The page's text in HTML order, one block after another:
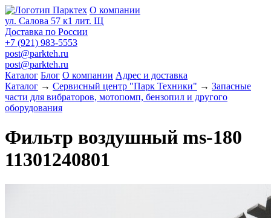
О компании
ул. Салова 57 к1 лит. Щ
Доставка по России
+7 (921) 983-5553
post@parkteh.ru
post@parkteh.ru
Каталог Блог О компании Адрес и доставка
Каталог → Сервисный центр "Парк Техники" → Запасные
части для вибраторов, мотопомп, бензопил и другого
оборудования
Фильтр воздушный ms-180
11301240801